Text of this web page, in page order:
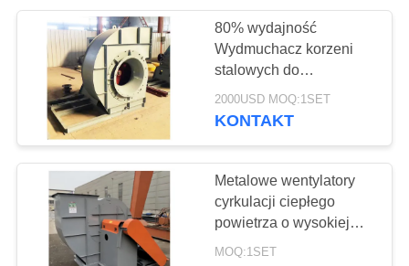
Filc przemysłowy
80% wydajność
Wydmuchacz korzeni
stalowych do
zastosowań 220V
2000USD MOQ:1SET
KONTAKT
Metalowe wentylatory
cyrkulacji ciepłego
powietrza o wysokiej
wydajności
MOQ:1SET